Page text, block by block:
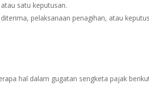
satu keputusan.
pelaksanaan penagihan, atau
hal dalam gugatan sengketa pajak